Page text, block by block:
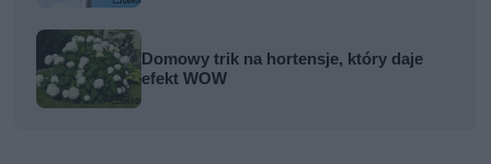
Domowy trik na hortensje, który daje
efekt WOW